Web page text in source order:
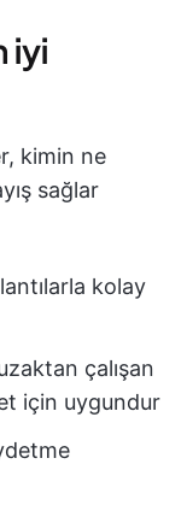
iyi
kimin ne
sağlar
kolay
çalışan
için uygundur